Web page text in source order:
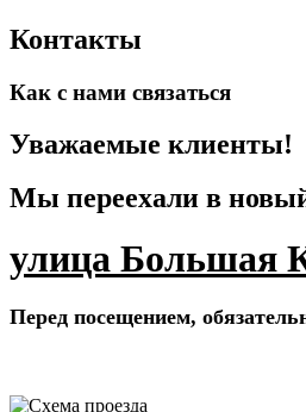
Контакты
Как с нами связаться
Уважаемые клиенты!
Мы переехали в
улица Большая
Перед посещением,